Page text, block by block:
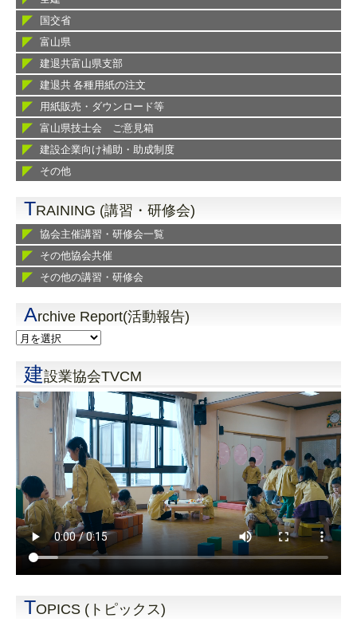
国交省
富山県
建退共富山県支部
建退共 各種用紙の注文
用紙販売・ダウンロード等
富山県技士会 ご意見箱
建設企業向け補助・助成制度
その他
TRAINING (講習・研修会)
協会主催講習・研修会一覧
その他協会共催
その他の講習・研修会
Archive Report(活動報告)
建設業協会TVCM
TOPICS (トピックス)